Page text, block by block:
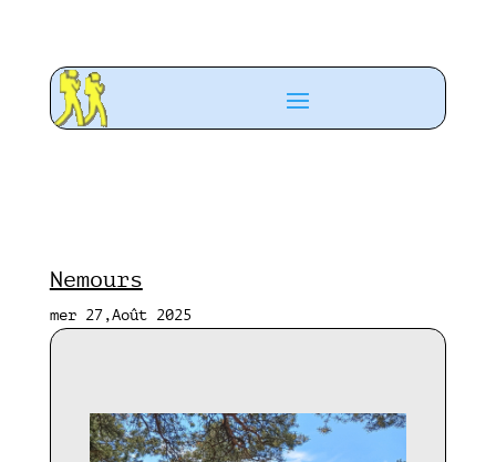
Nemours
mer 27,Août 2025